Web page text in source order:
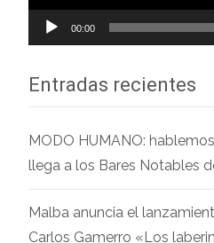
00:00
Entradas recientes
MODO HUMANO:
llega a los Bares Notables
Malba anuncia el
Carlos Gamerro «Los